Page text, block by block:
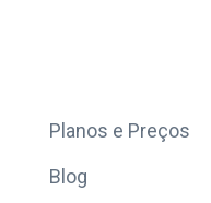
Planos e Preços
Blog